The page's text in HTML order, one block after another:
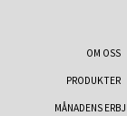
OM OSS
PRODUKTER
MÅNADENS